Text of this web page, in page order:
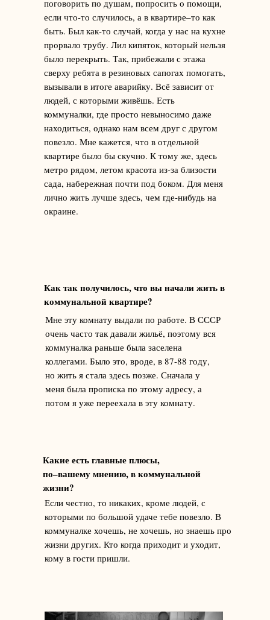
поговорить по душам, попросить о помощи,
если что-то случилось, а в квартире–то как
быть. Был как-то случай, когда у нас на кухне
прорвало трубу. Лил кипяток, который нельзя
было перекрыть. Так, прибежали с этажа
сверху ребята в резиновых сапогах помогать,
вызывали в итоге аварийку. Всё зависит от
людей, с которыми живёшь. Есть
коммуналки, где просто невыносимо даже
находиться, однако нам всем друг с другом
повезло. Мне кажется, что в отдельной
квартире было бы скучно. К тому же, здесь
метро рядом, летом красота из-за близости
сада, набережная почти под боком. Для меня
лично жить лучше здесь, чем где-нибудь на
окраине.
Как так получилось, что вы начали жить в
коммунальной квартире?
Мне эту комнату выдали по работе. В СССР
очень часто так давали жильё, поэтому вся
коммуналка раньше была заселена
коллегами. Было это, вроде, в 87-88 году,
но жить я стала здесь позже. Сначала у
меня была прописка по этому адресу, а
потом я уже переехала в эту комнату.
Какие есть главные плюсы,
по–вашему мнению, в коммунальной
жизни?
Если честно, то никаких, кроме людей, с
которыми по большой удаче тебе повезло. В
коммуналке хочешь, не хочешь, но знаешь про
жизни других. Кто когда приходит и уходит,
кому в гости пришли.